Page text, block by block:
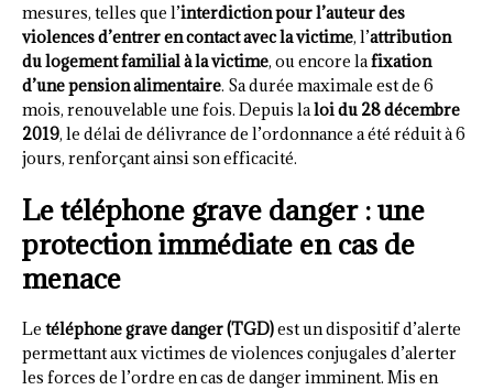
mesures, telles que l’interdiction pour l’auteur des
violences d’entrer en contact avec la victime, l’attribution
du logement familial à la victime, ou encore lafixation
d’une pension alimentaire. Sa durée maximale est de 6
mois, renouvelable une fois. Depuis laloi du 28 décembre
2019, le délai de délivrance de l’ordonnance a été réduit à 6
jours, renforçant ainsi son efficacité.
Le téléphone grave danger : une
protection immédiate en cas de
menace
Le téléphone grave danger (TGD)est un dispositif d’alerte
permettant aux victimes de violences conjugales d’alerter
les forces de l’ordre en cas de danger imminent. Mis en